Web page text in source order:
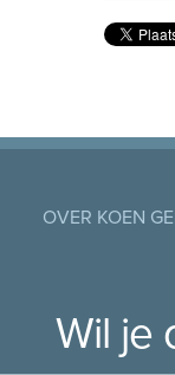
OVER KOEN
Wil je